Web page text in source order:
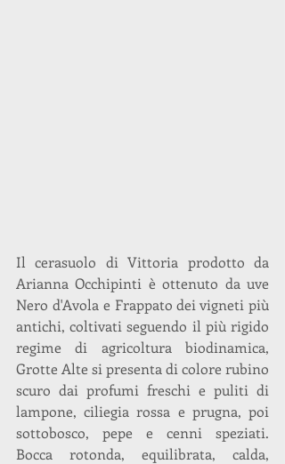
Il cerasuolo di Vittoria prodotto da
Arianna Occhipinti è ottenuto da uve
Nero d'Avola e Frappato dei vigneti più
antichi, coltivati seguendo il più rigido
regime di agricoltura biodinamica,
Grotte Alte si presenta di colore rubino
scuro dai profumi freschi e puliti di
lampone, ciliegia rossa e prugna, poi
sottobosco, pepe e cenni speziati.
Bocca rotonda, equilibrata, calda,